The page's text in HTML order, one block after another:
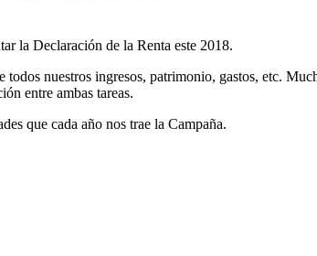
la Declaración de la Renta este 2018.
nuestros ingresos, patrimonio, gastos, etc.
entre ambas tareas.
que cada año nos trae la Campaña.